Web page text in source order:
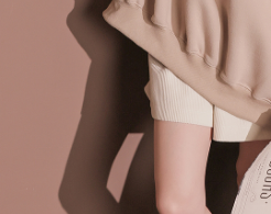
saluran lain.
【Nota Penting】
1. Perkhidmatan ini disediakan oleh
membolehkan pengguna membeli
perkhidmatan ini semasa transaksi, dan
tuntutan harga jual/beli ansuran kepada
menggunakan bil syarikat ini.
2. Berdasarkan tujuan kontrak
"Pembayaran Ansuran Gogo", kedai
anda (termasuk nama, telefon atau